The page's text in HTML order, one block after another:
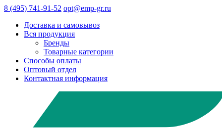
8 (495) 741-91-52 opt@emp-gr.ru
Доставка и самовывоз
Вся продукция
Бренды
Товарные категории
Способы оплаты
Оптовый отдел
Контактная информация